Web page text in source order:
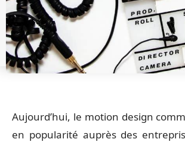
Aujourd’hui, le motion design
en popularité auprès des